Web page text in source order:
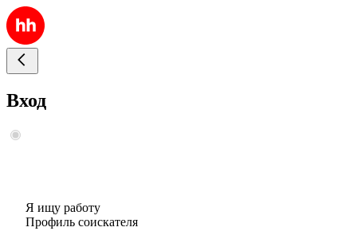
Вход
Я ищу работу
Профиль соискателя